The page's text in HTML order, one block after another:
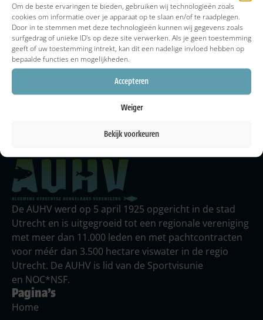
Om de beste ervaringen te bieden, gebruiken wij technologieën zoals
cookies om informatie over je apparaat op te slaan en/of te raadplegen.
Door in te stemmen met deze technologieën kunnen wij gegevens zoals
surfgedrag of unieke ID's op deze site verwerken. Als je geen toestemming
geeft of uw toestemming intrekt, kan dit een nadelige invloed hebben op
bepaalde functies en mogelijkheden.
Accepteren
Weiger
Bekijk voorkeuren
Terug naar actueel
Deel dit artikel:
Facebook WhatsApp
De AUHV werd op 5 april 1925 opgericht in de stad
Utrecht en is uitgegroeid tot een regionale vereniging
met meer dan 11.000 leden en met pachtcontracten
voor méér dan 3.500 hectare viswater in de regio
Utrecht. De AUHV is lid van de Sportvisunie
en NOC*NSF.
Pagina's
Home